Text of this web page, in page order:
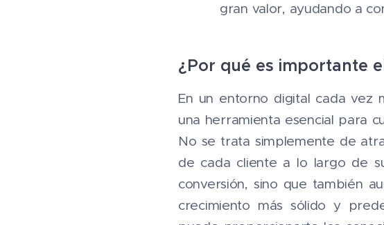
gran valor, ayudando a
¿Por qué es importante
En un entorno digital cada vez
una herramienta esencial para
No se trata simplemente de
de cada cliente a lo largo de
conversión, sino que también
crecimiento más sólido y